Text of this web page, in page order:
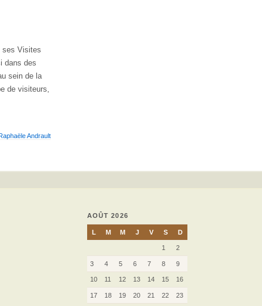
ses Visites
dans des
sein de la
de visiteurs,
Andrault
AOÛT 2026
L M M J V S D
1 2
3 4 5 6 7 8 9
10 11 12 13 14 15 16
17 18 19 20 21 22 23